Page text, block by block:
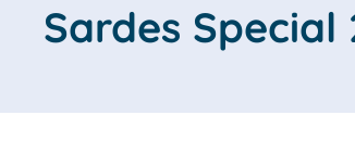
Sardes